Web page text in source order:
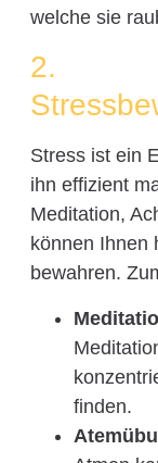
welche sie
2.
Stress ist ein
ihn effizient
Meditation,
können Ihnen
bewahren.
finden.